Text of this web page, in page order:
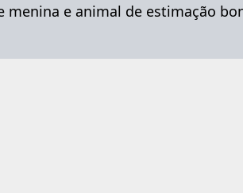
e animal de estimação